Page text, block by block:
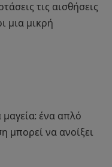
τις αισθήσεις
μια μικρή
ένα απλό
μπορεί να ανοίξει